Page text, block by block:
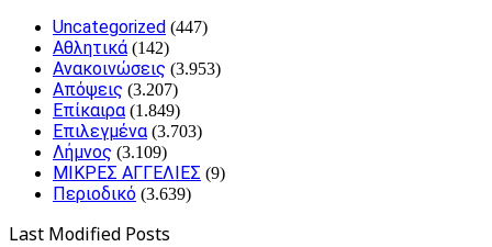
Uncategorized (447)
Αθλητικά (142)
Ανακοινώσεις (3.953)
Απόψεις (3.207)
Επίκαιρα (1.849)
Επιλεγμένα (3.703)
Λήμνος (3.109)
ΜΙΚΡΕΣ ΑΓΓΕΛΙΕΣ (9)
Περιοδικό (3.639)
Last Modified Posts